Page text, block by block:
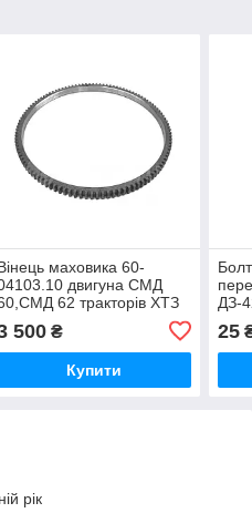
маховика 60-
двигуна СМД
62 тракторів ХТЗ
Т-150,Т-151,Т-156,Т-157,Т-150-
09-25
500₴
Купити
ДЗ-
ДТ-
25
рік